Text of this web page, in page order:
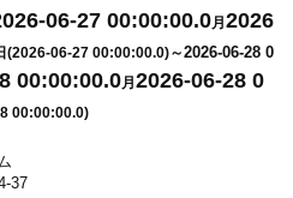
06-27 00:00:00.0月2026
(2026-06-27 00:00:00.0)～2026-06-28 0
00:00:00.0月2026-06-28 0
00:00:00.0)
37